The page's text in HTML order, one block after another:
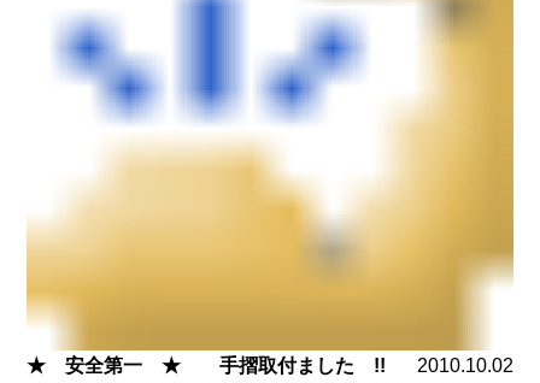
★ 安全第一 ★ 手摺取付ました !!
2010.10.02